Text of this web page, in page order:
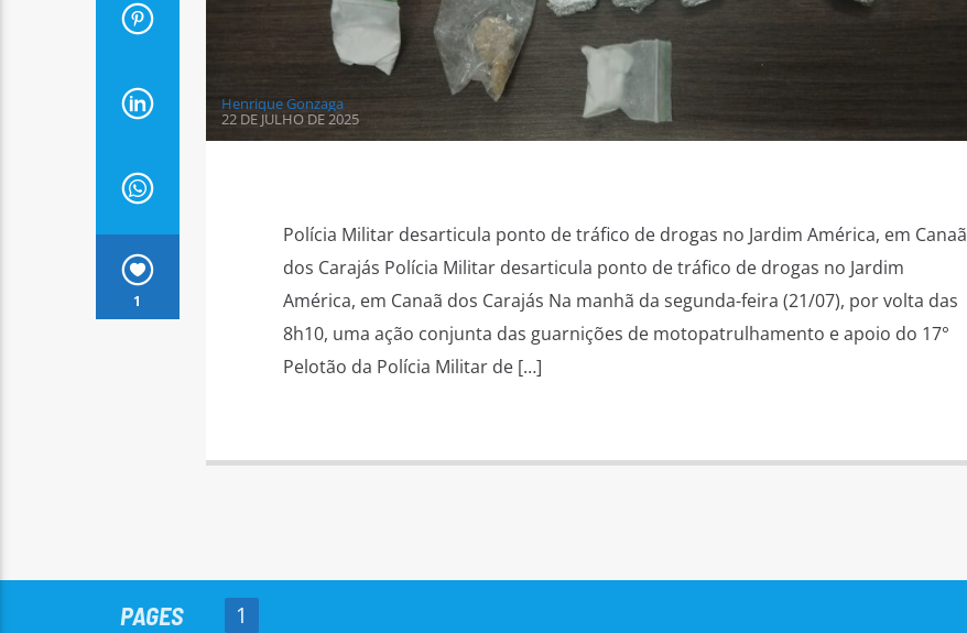
1
Henrique Gonzaga
22 DE JULHO DE 2025
Polícia Militar desarticula ponto de tráfico de drogas no Jardim América, em Canaã
dos Carajás Polícia Militar desarticula ponto de tráfico de drogas no Jardim
América, em Canaã dos Carajás Na manhã da segunda-feira (21/07), por volta das
8h10, uma ação conjunta das guarnições de motopatrulhamento e apoio do 17°
Pelotão da Polícia Militar de […]
PAGES 1